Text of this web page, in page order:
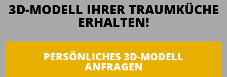
3D-MODELL IHRER TRAUMKÜCHE
ERHALTEN!
PERSÖNLICHES 3D-MODELL
ANFRAGEN